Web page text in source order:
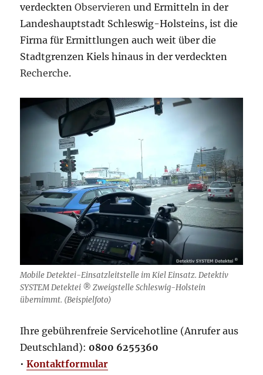
verdecktenObservieren und Ermitteln in der
Landeshauptstadt Schleswig-Holsteins, ist die
Firma für Ermittlungen auch weit über die
Stadtgrenzen Kiels hinaus in der verdeckten
Recherche.
Mobile Detektei-Einsatzleitstelle im Kiel Einsatz. Detektiv
SYSTEM Detektei ® Zweigstelle Schleswig-Holstein
übernimmt. (Beispielfoto)
Ihre gebührenfreie Servicehotline (Anrufer aus
Deutschland): 0800 6255360
•Kontaktformular